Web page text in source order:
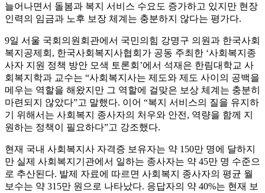
늘어나면서 돌봄과 복지 서비스 수요도 증가하고 있지만 현장
인력의 임금과 노후 보장 체계는 충분하지 않다는 평가다.
9일 서울 국회의원회관에서 국민의힘 강명구 의원과 한국사회
복지공제회, 한국사회복지사협회가 공동 주최한 ‘사회복지종
사자 지원 정책 방안 모색 토론회’에서 석재은 한림대학교 사
회복지학과 교수는 “사회복지사는 제도와 제도 사이의 공백을
메우는 역할을 해왔지만 그 역할에 걸맞은 보상 체계는 충분히
마련되지 않았다”고 말했다. 이어 “복지 서비스의 질을 유지하
기 위해서는 사회복지 종사자의 처우와 안전, 역량을 함께 지
원하는 정책이 필요하다”고 강조했다.
현재 국내 사회복지사 자격증 보유자는 약 150만 명에 달하지
만 실제 사회복지기관에서 일하는 종사자는 약 45만 명 수준으
로 추산된다. 발제 자료에 따르면 사회복지 종사자의 평균 월
보수는 약 315만 원으로 나타났다. 응답자의 약 40%는 현재 보